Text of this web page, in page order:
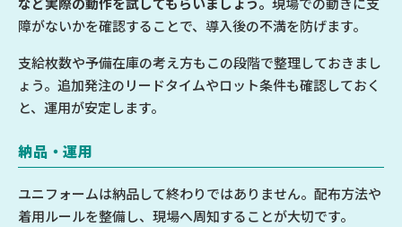
障がないかを確認することで、導入後の不満を防げます。
支給枚数や予備在庫の考え方もこの段階で整理しておきまし
ょう。追加発注のリードタイムやロット条件も確認しておく
と、運用が安定します。
納品・運用
ユニフォームは納品して終わりではありません。配布方法や
着用ルールを整備し、現場へ周知することが大切です。